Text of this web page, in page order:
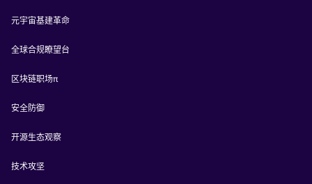
元宇宙基建革命
全球合规瞭望台
区块链职场π
安全防御
开源生态观察
技术攻坚